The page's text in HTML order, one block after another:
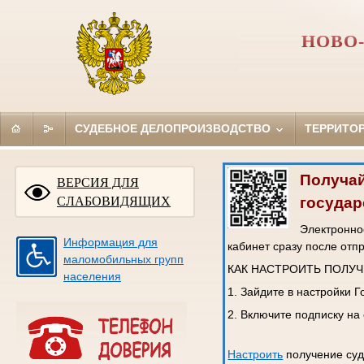
СУДЕБНОЕ ДЕЛОПРОИЗВОДСТВО
ВЕРСИЯ ДЛЯ
СЛАБОВИДЯЩИХ
Информация для
маломобильных групп
населения
кабинет сразу после
КАК НАСТРОИТЬ
1. Зайдите в настройки
2. Включите подписку на
Настроить получение